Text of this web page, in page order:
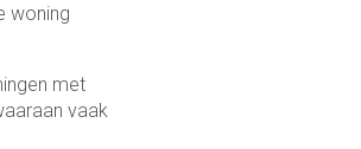
woning
met
vaak